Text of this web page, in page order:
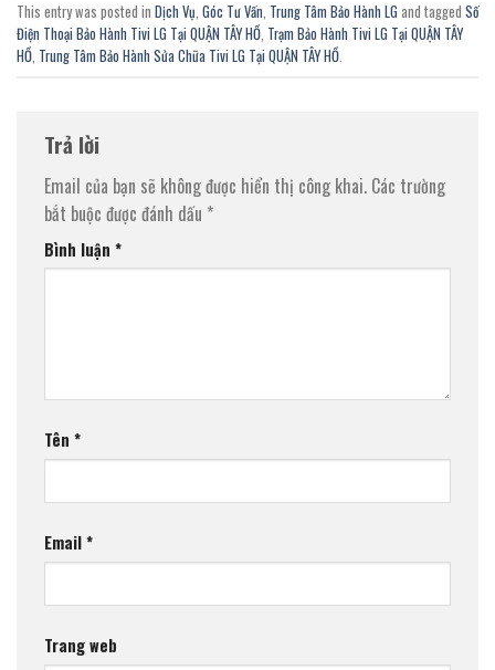
This entry was posted in Dịch Vụ, Góc Tư Vấn, Trung Tâm Bảo Hành LG and tagged Số
Điện Thoại Bảo Hành Tivi LG Tại QUẬN TÂY HỒ, Trạm Bảo Hành Tivi LG Tại QUẬN TÂY
HỒ, Trung Tâm Bảo Hành Sửa Chữa Tivi LG Tại QUẬN TÂY HỒ.
Trả lời
Email của bạn sẽ không được hiển thị công khai. Các trường
bắt buộc được đánh dấu *
Bình luận *
Tên *
Email*
Trang web